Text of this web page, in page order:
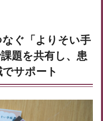
ぐ「よりそい手
題を共有し、患
サポート